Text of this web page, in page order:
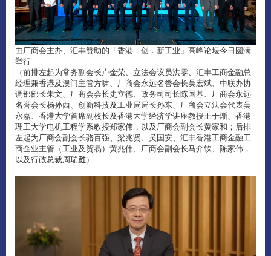
由厂商会主办、汇丰赞助的「香港．创．新工业」高峰论坛今日圆满
举行
（前排左起为常务副会长卢金荣、立法会议员洪雯、汇丰工商金融总
经理兼香港及澳门主管方啸、厂商会永远名誉会长吴宏斌、中联办协
调部部长朱文、厂商会会长史立德、政务司司长陈国基、厂商会永远
名誉会长杨孙西、创新科技及工业局局长孙东、厂商会立法会代表吴
永嘉、香港大学首席副校长及香港大学经济学讲座教授王于渐、香港
理工大学电机工程学系教授郑家伟，以及厂商会副会长黄家和；后排
左起为厂商会副会长骆百强、梁兆贤、吴国安、汇丰香港工商金融工
商企业主管（工业及贸易）黄兆伟、厂商会副会长马介钦、陈家伟，
以及行政总裁周瑞𪊟）